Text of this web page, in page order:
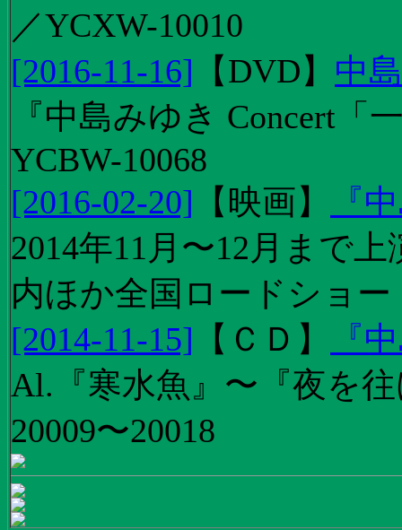
／YCXW-10010
[2016-11-16] 【DVD】 中
『中島みゆき Concert
YCBW-10068
[2016-02-20] 【 映画】
『
2014年11月〜12月まで
内ほか全国ロードショー
[2014-11-15] 【 ＣＤ 】
『
Al.『寒水魚』〜『夜を
20009〜20018